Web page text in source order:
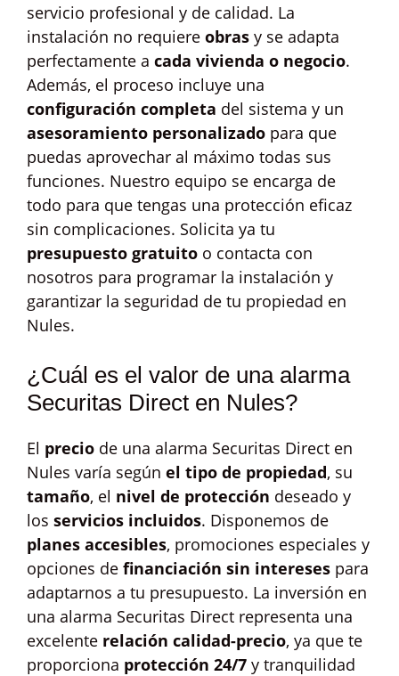
servicio profesional y de calidad. La
instalación no requiere obras y se adapta
perfectamente a cada vivienda o negocio.
Además, el proceso incluye una
configuración completa del sistema y un
asesoramiento personalizado para que
puedas aprovechar al máximo todas sus
funciones. Nuestro equipo se encarga de
todo para que tengas una protección eficaz
sin complicaciones. Solicita ya tu
presupuesto gratuito o contacta con
nosotros para programar la instalación y
garantizar la seguridad de tu propiedad en
Nules.
¿Cuál es el valor de una alarma
Securitas Direct en Nules?
El precio de una alarma Securitas Direct en
Nules varía según el tipo de propiedad, su
tamaño, el nivel de protección deseado y
los servicios incluidos. Disponemos de
planes accesibles, promociones especiales y
opciones de financiación sin intereses para
adaptarnos a tu presupuesto. La inversión en
una alarma Securitas Direct representa una
excelente relación calidad-precio, ya que te
proporciona protección 24/7 y tranquilidad